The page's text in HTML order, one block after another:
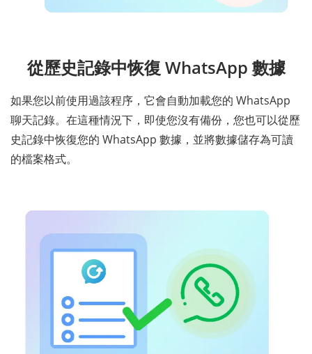
從歷史記錄中恢復 WhatsApp 數據
如果您以前使用過該程序，它會自動加載您的 WhatsApp
聊天記錄。在這種情況下，即使您沒有備份，您也可以從歷
史記錄中恢復您的 WhatsApp 數據，並將數據儲存為可讀
的檔案格式。